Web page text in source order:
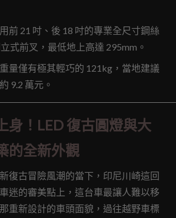
前 21 吋、後 18 吋的專業全尺寸鋼絲
式前叉，最低地上高達 295mm。
量僅有極其輕巧的 121kg，當地建議
9.2 萬元。
身！LED 復古圓燈與大
的全新外觀
復古冒險風潮的當下，印尼川崎這回
迷的審美點上，這台車最讓人難以移
重新設計的車頭面貌，過往越野車標